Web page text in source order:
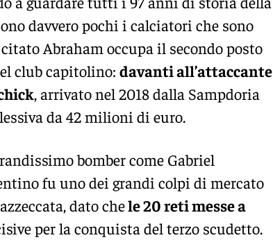
davvero pochi i calciatori che sono
Abraham occupa il secondo posto
club capitolino: davanti all’attaccante
, arrivato nel 2018 dalla Sampdoria
da 42 milioni di euro.
bomber come Gabriel
fu uno dei grandi colpi di mercato
dato chele 20 reti messe a
per la conquista del terzo scudetto.